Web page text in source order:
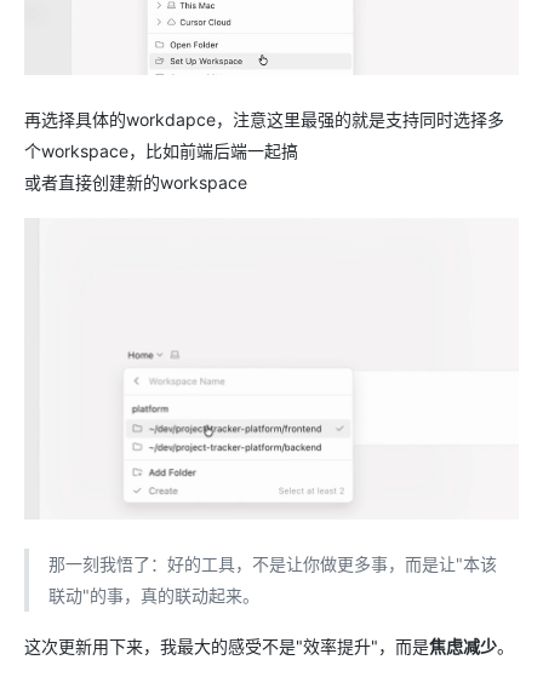
再选择具体的workdapce，注意这里最强的就是支持同时选择多
个workspace，比如前端后端一起搞
或者直接创建新的workspace
那一刻我悟了：好的工具，不是让你做更多事，而是让"本该
联动"的事，真的联动起来。
这次更新用下来，我最大的感受不是"效率提升"，而是焦虑减少。